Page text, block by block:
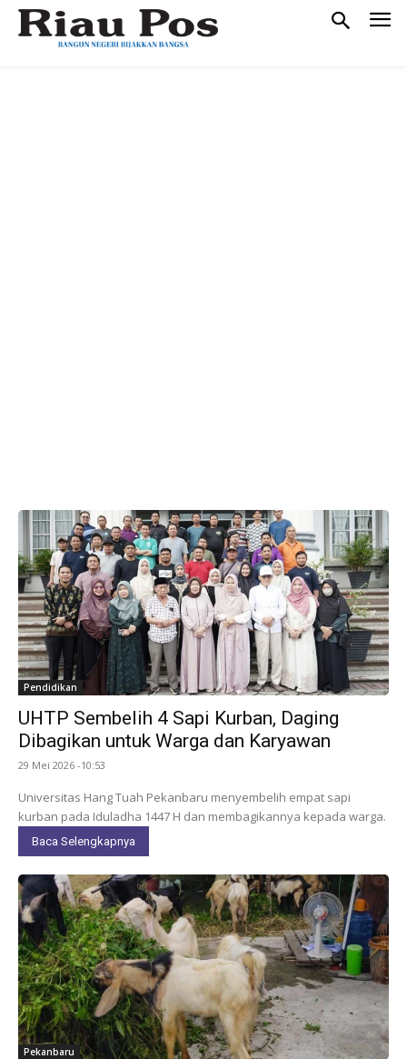
Pendidikan
UHTP Sembelih 4 Sapi Kurban, Daging
Dibagikan untuk Warga dan Karyawan
29 Mei 2026 -10:53
Universitas Hang Tuah Pekanbaru menyembelih empat sapi
kurban pada Iduladha 1447 H dan membagikannya kepada warga.
Baca Selengkapnya
Pekanbaru